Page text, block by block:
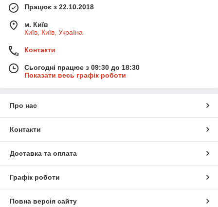
Працює з 22.10.2018
м. Київ
Київ, Київ, Україна
Контакти
Сьогодні працює з 09:30 до 18:30
Показати весь графік роботи
Про нас
Контакти
Доставка та оплата
Графік роботи
Повна версія сайту